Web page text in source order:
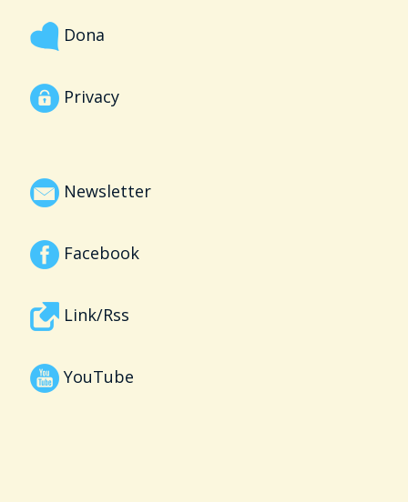
Dona
Privacy
Newsletter
Facebook
Link/Rss
YouTube